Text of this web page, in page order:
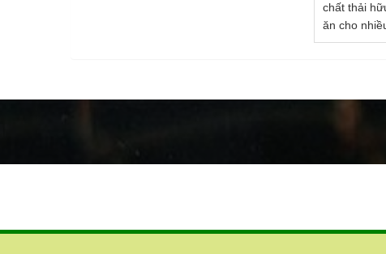
chất thải
ăn cho
giúp phục